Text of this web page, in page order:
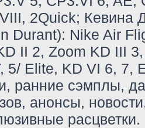
2Quick; Кевина
Durant): Nike Air
II 2, Zoom KD III
5/ Elite, KD VI 6, 7,
ранние сэмплы,
анонсы,
расцветки.